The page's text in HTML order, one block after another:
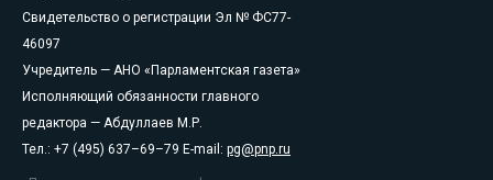
Свидетельство о регистрации Эл № ФС77-
46097
Учредитель — АНО «Парламентская газета»
Исполняющий обязанности главного
редактора — Абдуллаев М.Р.
Тел.: +7 (495) 637–69–79 E-mail: pg@pnp.ru